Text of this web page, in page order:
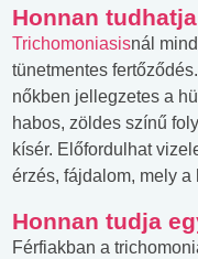
Honnan
Trichomoniasisnál
tünetmentes
nőkben jellegzetes a
habos, zöldes színű
kísér. Előfordulhat
érzés, fájdalom, mely
Honnan tudja
Férfiakban a